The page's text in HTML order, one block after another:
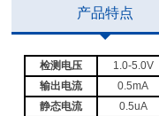
产品特点
检测电压 1.0-5.0V
输出电流
0.5mA
静态电流
0.5uA